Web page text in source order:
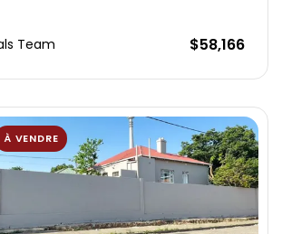
Team $58,166
À VENDRE